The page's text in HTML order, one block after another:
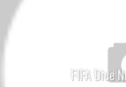
FIFA Dice